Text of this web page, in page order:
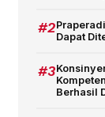
#2
Dapat
#3
Berhasil